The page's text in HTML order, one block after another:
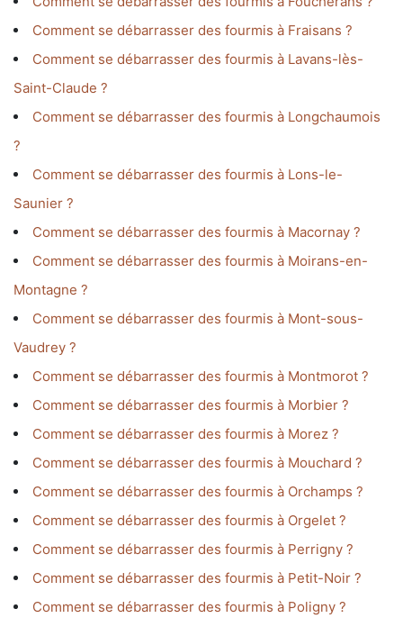
Comment se débarrasser des fourmis à Fraisans ?
Comment se débarrasser des fourmis à Lavans-lès-
Saint-Claude ?
Comment se débarrasser des fourmis à Longchaumois
?
Comment se débarrasser des fourmis à Lons-le-
Saunier ?
Comment se débarrasser des fourmis à Macornay ?
Comment se débarrasser des fourmis à Moirans-en-
Montagne ?
Comment se débarrasser des fourmis à Mont-sous-
Vaudrey ?
Comment se débarrasser des fourmis à Montmorot ?
Comment se débarrasser des fourmis à Morbier ?
Comment se débarrasser des fourmis à Morez ?
Comment se débarrasser des fourmis à Mouchard ?
Comment se débarrasser des fourmis à Orchamps ?
Comment se débarrasser des fourmis à Orgelet ?
Comment se débarrasser des fourmis à Perrigny ?
Comment se débarrasser des fourmis à Petit-Noir ?
Comment se débarrasser des fourmis à Poligny ?